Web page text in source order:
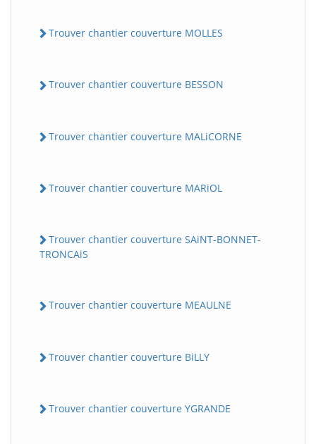
Trouver chantier couverture MOLLES
Trouver chantier couverture BESSON
Trouver chantier couverture MALiCORNE
Trouver chantier couverture MARiOL
Trouver chantier couverture SAiNT-BONNET-
TRONCAiS
Trouver chantier couverture MEAULNE
Trouver chantier couverture BiLLY
Trouver chantier couverture YGRANDE